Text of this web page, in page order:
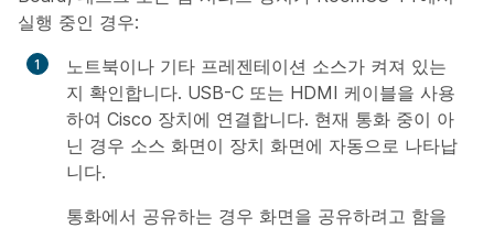
실행 중인 경우:
노트북이나 기타 프레젠테이션 소스가 켜져 있는
지 확인합니다. USB-C 또는 HDMI 케이블을 사용
하여 Cisco 장치에 연결합니다. 현재 통화 중이 아
닌 경우 소스 화면이 장치 화면에 자동으로 나타납
니다.
통화에서 공유하는 경우 화면을 공유하려고 함을